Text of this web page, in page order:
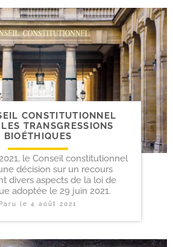
CONSTITUTIONNEL
TRANSGRESSIONS
BIOÉTHIQUES
le Conseil constitutionnel
décision sur un recours
divers aspects de la loi de
adoptée le 29 juin 2021.
Paru le 4 août 2021